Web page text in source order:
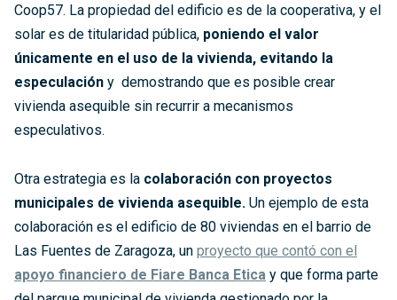
Coop57. La propiedad del edificio es de la cooperativa, y el
solar es de titularidad pública, poniendo el valor
únicamente en el uso de la vivienda, evitando la
especulación y demostrando que es posible crear
vivienda asequible sin recurrir a mecanismos
especulativos.
Otra estrategia es la colaboración con proyectos
municipales de vivienda asequible. Un ejemplo de esta
colaboración es el edificio de 80 viviendas en el barrio de
Las Fuentes de Zaragoza, un proyecto que contó con el
apoyo financiero de Fiare Banca Etica y que forma parte